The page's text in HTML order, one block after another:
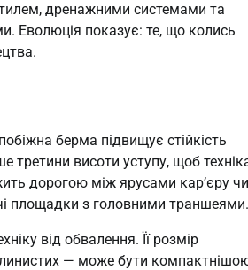
дренажними системами та
Еволюція показує: те, що колись
берма підвищує стійкість
третини висоти уступу, щоб
дорогою між ярусами кар’єру чи
площадки з головними траншеями.
від обвалення. Її розмір
— може бути